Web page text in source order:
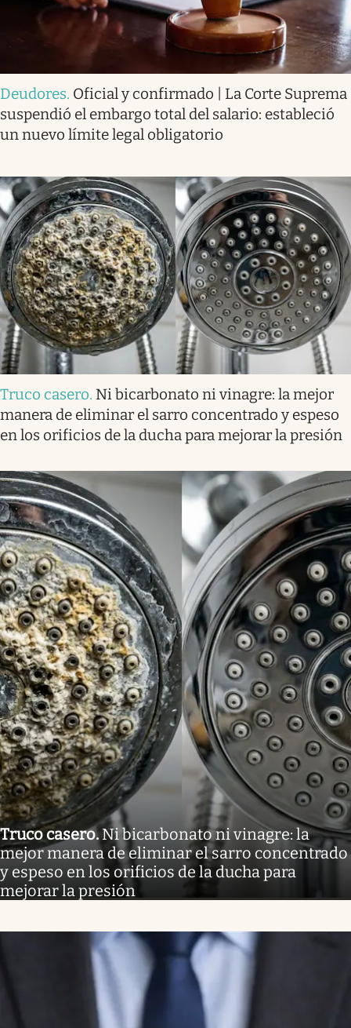
Deudores. Oficial y confirmado | La Corte Suprema
suspendió el embargo total del salario: estableció
un nuevo límite legal obligatorio
Truco casero. Ni bicarbonato ni vinagre: la mejor
manera de eliminar el sarro concentrado y espeso
en los orificios de la ducha para mejorar la presión
Truco casero. Ni bicarbonato ni vinagre: la
mejor manera de eliminar el sarro concentrado
y espeso en los orificios de la ducha para
mejorar la presión